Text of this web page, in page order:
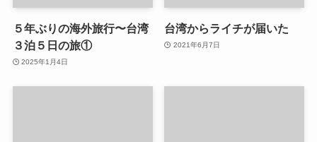
５年ぶりの海外旅行〜台湾
３泊５日の旅①
2025年1月4日
台湾からライチが届いた
2021年6月7日